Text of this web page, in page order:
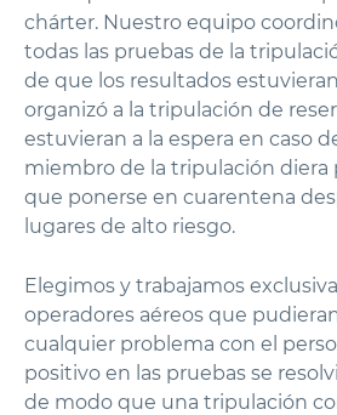
chárter. Nuestro equipo
todas las pruebas de la
de que los resultados
organizó a la tripulación de
estuvieran a la espera en caso
miembro de la tripulación diera
que ponerse en cuarentena
lugares de alto riesgo.
Elegimos y trabajamos
operadores aéreos que
cualquier problema con el
positivo en las pruebas se
de modo que una tripulación